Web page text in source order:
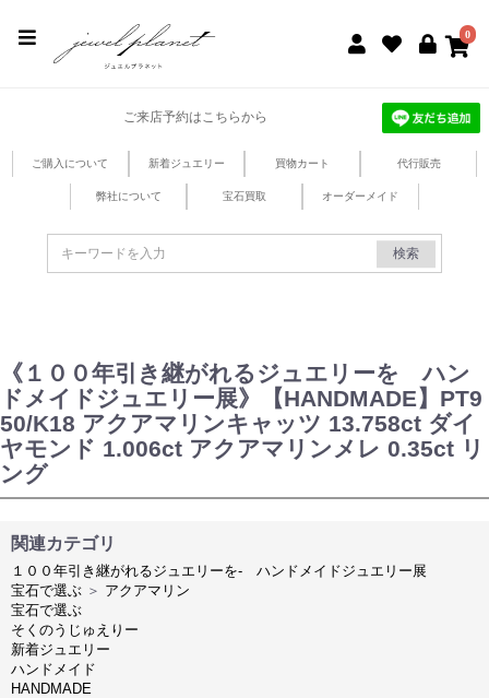
0
ご来店予約はこちらから
ご購入について 新着ジュエリー 買物カート 代行販売
弊社について 宝石買取 オーダーメイド
検索
《１００年引き継がれるジュエリーを ハン
ドメイドジュエリー展》【HANDMADE】PT9
50/K18 アクアマリンキャッツ 13.758ct ダイ
ヤモンド 1.006ct アクアマリンメレ 0.35ct リ
ング
関連カテゴリ
１００年引き継がれるジュエリーを- ハンドメイドジュエリー展
宝石で選ぶ ＞ アクアマリン
宝石で選ぶ
そくのうじゅえりー
新着ジュエリー
ハンドメイド
HANDMADE